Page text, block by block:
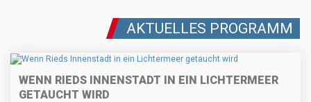
AKTUELLES PROGRAMM
WENN RIEDS INNENSTADT IN EIN LICHTERMEER
GETAUCHT WIRD